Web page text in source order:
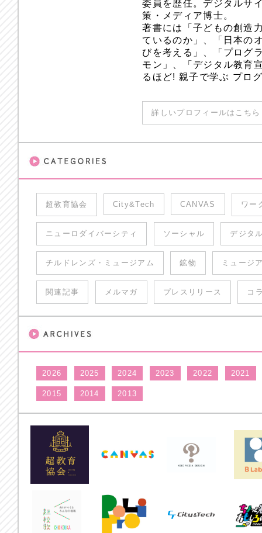
委員を歴任。デジタルサ
策・メディア博士。
著書には「子どもの創造
ているのか」、「日本の
びを考える」、「プログ
モン」、「デジタル教育
るほど! 親子で学ぶ プロ
詳しいプロフィールはこち
超教育協会 City&Tech CANVAS ワー
ニューロダイバーシティ ソーシャル デジタ
チルドレンズ・ミュージアム 鉱物 ミュージ
関連記事 メルマガ プレスリリース コ
2026 2025 2024 2023 2022 2021
2015 2014 2013